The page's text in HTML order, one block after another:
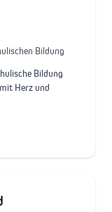
Bildung
Bildung
Herz und